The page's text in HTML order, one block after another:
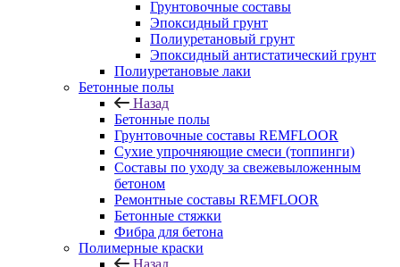
Грунтовочные составы
Эпоксидный грунт
Полиуретановый грунт
Эпоксидный антистатический грунт
Полиуретановые лаки
Бетонные полы
Назад
Бетонные полы
Грунтовочные составы REMFLOOR
Сухие упрочняющие смеси (топпинги)
Составы по уходу за свежевыложенным
бетоном
Ремонтные составы REMFLOOR
Бетонные стяжки
Фибра для бетона
Полимерные краски
Назад